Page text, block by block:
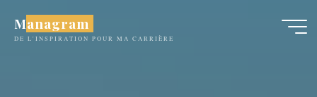
contenu
Managram
DE L'INSPIRATION POUR MA CARRIÈRE